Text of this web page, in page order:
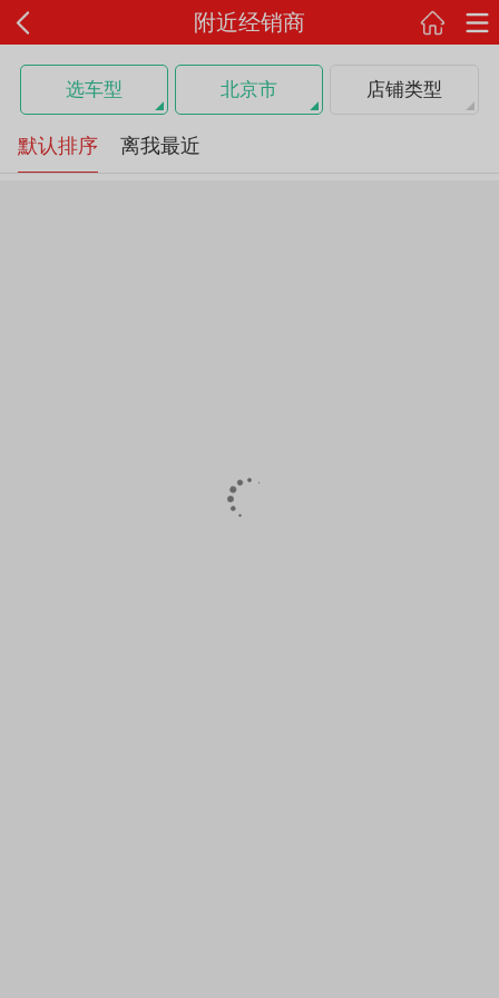
附近经销商
选车型 北京市 店铺类型
默认排序 离我最近